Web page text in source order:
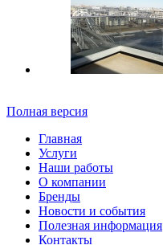
Полная версия
Главная
Услуги
Наши работы
О компании
Бренды
Новости и события
Полезная информация
Контакты